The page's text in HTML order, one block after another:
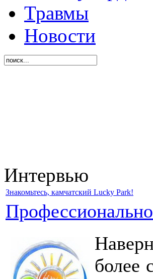
Травмы
Новости
Интервью
Знакомьтесь, камчатский Lucky Park!
Профессионально
более